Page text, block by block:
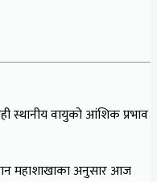
स्थानीय वायुको आंशिक प्रभाव
महाशाखाका अनुसार आज